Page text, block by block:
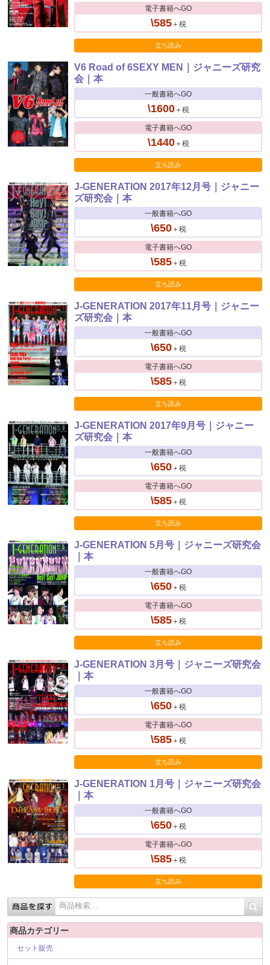
電子書籍へGO
\585＋税
立ち読み
V6 Road of 6SEXY MEN｜ジャニーズ研究
会｜本
一般書籍へGO
\1600＋税
電子書籍へGO
\1440＋税
立ち読み
J-GENERATION 2017年12月号｜ジャニー
ズ研究会｜本
一般書籍へGO
\650＋税
電子書籍へGO
\585＋税
立ち読み
J-GENERATION 2017年11月号｜ジャニー
ズ研究会｜本
一般書籍へGO
\650＋税
電子書籍へGO
\585＋税
立ち読み
J-GENERATION 2017年9月号｜ジャニー
ズ研究会｜本
一般書籍へGO
\650＋税
電子書籍へGO
\585＋税
立ち読み
J-GENERATION 5月号｜ジャニーズ研究会
｜本
一般書籍へGO
\650＋税
電子書籍へGO
\585＋税
立ち読み
J-GENERATION 3月号｜ジャニーズ研究会
｜本
一般書籍へGO
\650＋税
電子書籍へGO
\585＋税
立ち読み
J-GENERATION 1月号｜ジャニーズ研究会
｜本
一般書籍へGO
\650＋税
電子書籍へGO
\585＋税
立ち読み
商品カテゴリー
セット販売